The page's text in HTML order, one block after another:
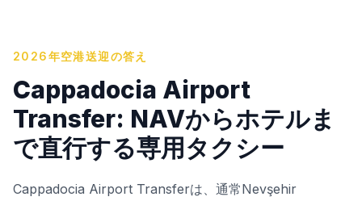
2026年空港送迎の答え
Cappadocia Airport
Transfer: NAVからホテルま
で直行する専用タクシー
Cappadocia Airport Transferは、通常Nevşehir